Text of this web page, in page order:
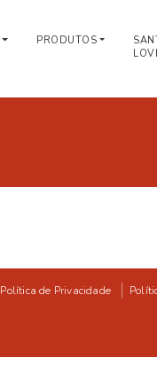
PRODUTOS
Política de Privacidade